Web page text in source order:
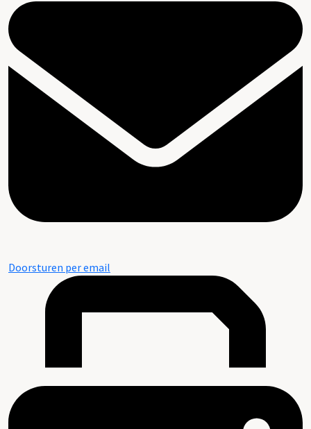
Doorsturen per email